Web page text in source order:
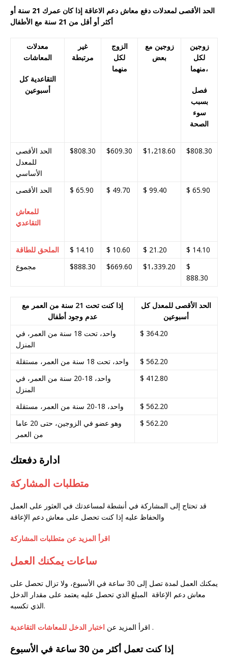
الحد الأقصى لمعدلات دفع معاش دعم الاعاقة إذا كان عمرك 21 سنة أو
أكثر أو أقل من 21 سنة مع الأطفال
معدلات
المعاشات
التقاعدية كل
أسبوعين
غير
مرتبطة
الزوج
لكل
منهما
زوجين مع
بعض
زوجين
لكل
منهما،
فصل
بسبب
سوء
الصحة
الحد الأقصى
للمعدل
الأساسي
$808.30 $609.30 $1،218.60 $808.30
الحد الأقصى
للمعاش
التقاعدي
$ 65.90 $ 49.70 $ 99.40 $ 65.90
الملحق للطاقة $ 14.10 $ 10.60 $ 21.20
$ 14.10
مجموع
$888.30 $669.60 $1،339.20
$
888.30
إذا كنت تحت 21 سنة من العمر مع
عدم وجود أطفال
الحد الأقصى للمعدل كل
أسبوعين
واحد، تحت 18 سنة من العمر، في
المنزل
$ 364.20
واحد، تحت 18 سنة من العمر، مستقلة
$ 562.20
واحد، 18-20 سنة من العمر، في
المنزل
$ 412.80
واحد، 18-20 سنة من العمر، مستقلة
$ 562.20
وهو عضو في الزوجين، حتى 20 عاما
من العمر
$ 562.20
ادارة دفعتك
متطلبات المشاركة
قد تحتاج إلى المشاركة في أنشطة لمساعدتك في العثور على العمل
والحفاظ عليه إذا كنت تحصل على معاش دعم الإعاقة
اقرأ المزيد عن متطلبات المشاركة
ساعات يمكنك العمل
يمكنك العمل لمدة تصل إلى 30 ساعة في الأسبوع، ولا تزال تحصل على
معاش دعم الإعاقة المبلغ الذي تحصل عليه يعتمد على مقدار الدخل
الذي تكسبه.
اقرأ المزيد عن اختبار الدخل للمعاشات التقاعدية .
إذا كنت تعمل أكثر من 30 ساعة في الأسبوع